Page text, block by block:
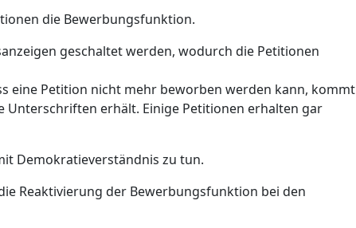
die Bewerbungsfunktion.
geschaltet werden, wodurch die Petitionen
eine Petition nicht mehr beworben werden kann, kommt
Unterschriften erhält. Einige Petitionen erhalten gar
Demokratieverständnis zu tun.
Reaktivierung der Bewerbungsfunktion bei den